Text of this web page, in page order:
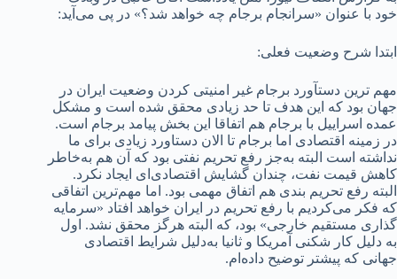
خود با عنوان «سرانجام برجام چه خواهد شد؟» در پی می‌آید:
ابتدا شرح وضعیت فعلی:
مهم ترین دستآورد برجام غیر امنیتی کردن وضعیت ایران در
جهان بود که این هدف تا حد زیادی محقق شده است و مشکل
عمده اسراییل با برجام هم اتفاقا این بخش پیامد برجام است.
در زمینه اقتصادی اما برجام تا الان دستاورد زیادی برای ما
نداشته است البته به‌جز رفع تحریم نفتی بود که آن هم به‌خاطر
کاهش قیمت نفت، چندان گشایش اقتصادی‌ای ایجاد نکرد.
البته رفع تحریم بندی هم اتفاق مهمی بود. اما مهم‌ترین اتفاقی
که فکر می‌کردیم با رفع تحریم در ایران خواهد افتاد «سرمایه
گذاری مستقیم خارجی» بود، که البته هرگز محقق نشد. اول
به دلیل کار شکنی آمریکا و ثانیا به‌دلیل شرایط اقتصادی
جهانی که پیشتر توضیح داده‌ام.